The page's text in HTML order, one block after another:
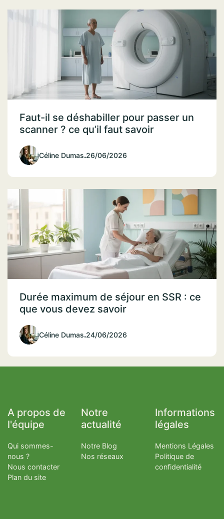
Faut-il se déshabiller pour passer un
scanner ? ce qu’il faut savoir
Céline Dumas.26/06/2026
Durée maximum de séjour en SSR : ce
que vous devez savoir
Céline Dumas.24/06/2026
A propos de
l'équipe
Qui sommes-
nous ?
Nous contacter
Plan du site
Notre
actualité
Notre Blog
Nos réseaux
Informations
légales
Mentions Légales
Politique de
confidentialité